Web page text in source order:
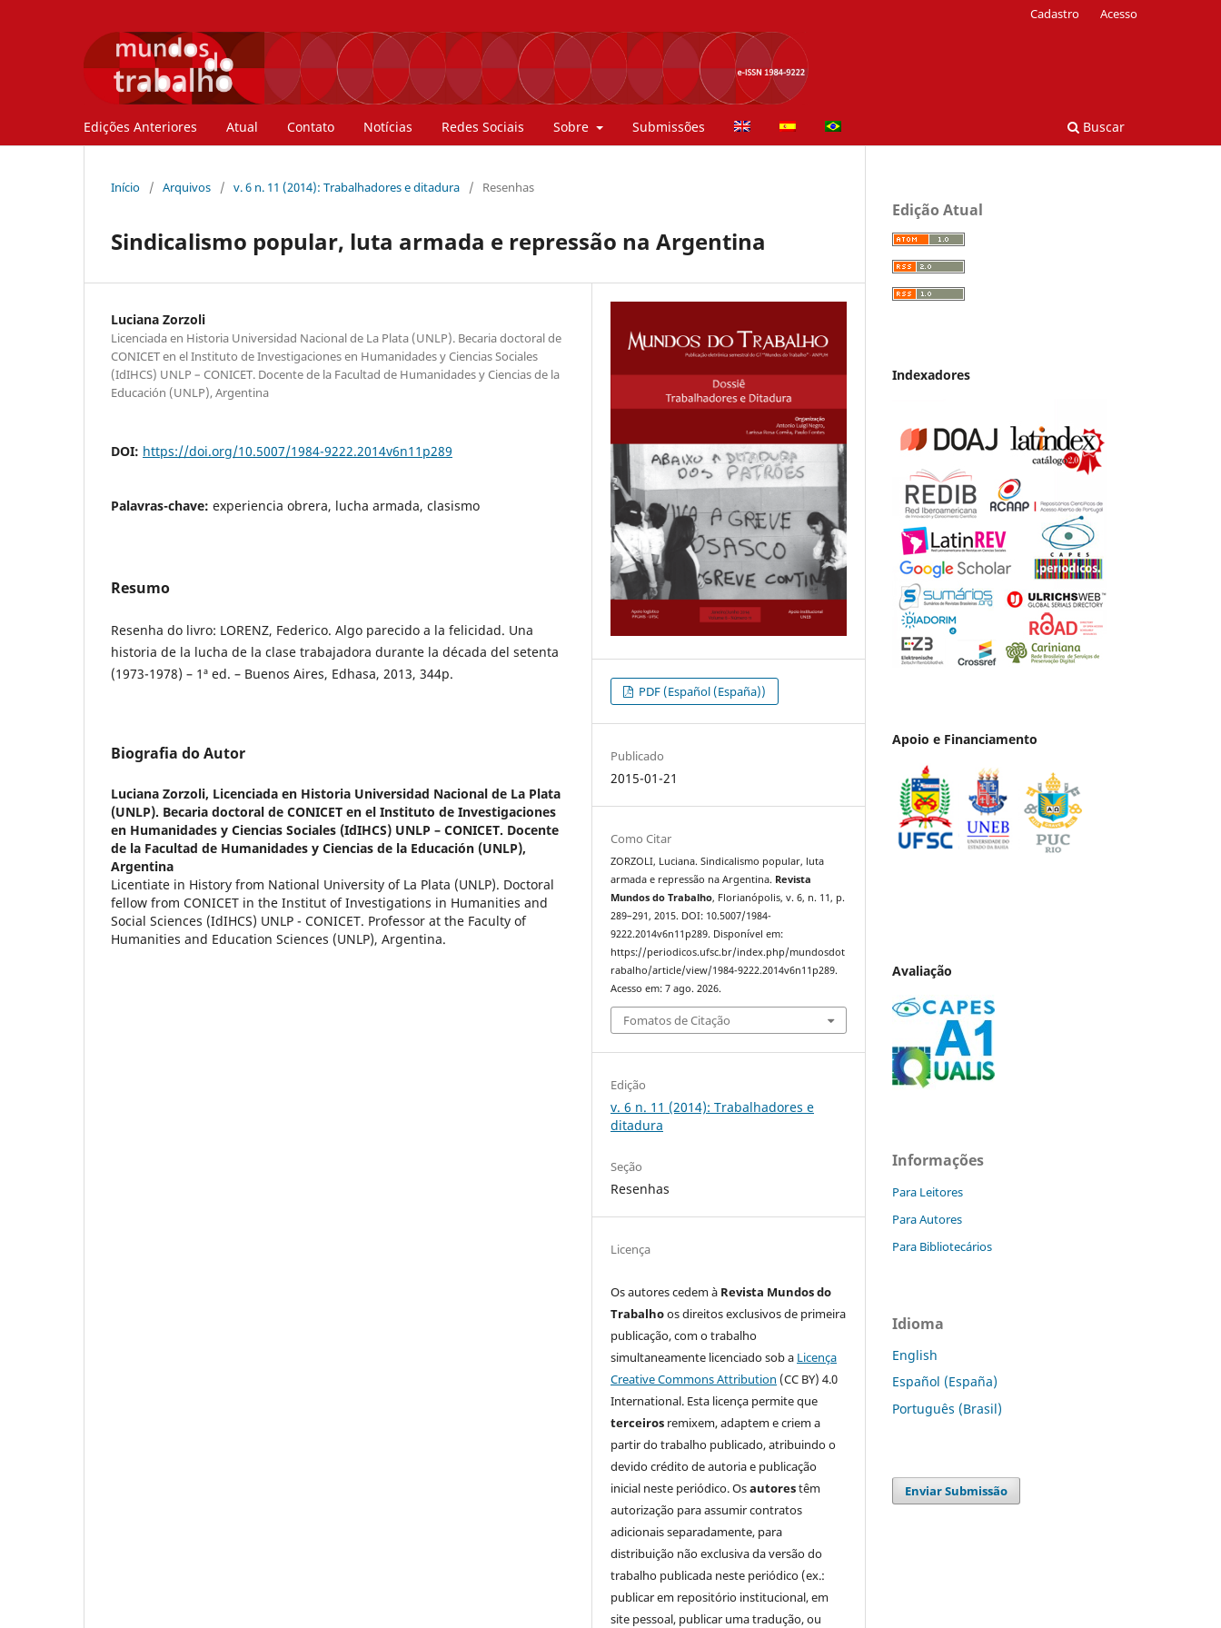
Edições Anteriores Atual Contato Notícias Redes Sociais Sobre Submissões Buscar
Cadastro Acesso
Início / Arquivos / v. 6 n. 11 (2014): Trabalhadores e ditadura / Resenhas
Sindicalismo popular, luta armada e repressão na Argentina
Luciana Zorzoli
Licenciada en Historia Universidad Nacional de La Plata (UNLP). Becaria doctoral de
CONICET en el Instituto de Investigaciones en Humanidades y Ciencias Sociales
(IdIHCS) UNLP – CONICET. Docente de la Facultad de Humanidades y Ciencias de la
Educación (UNLP), Argentina
DOI: https://doi.org/10.5007/1984-9222.2014v6n11p289
Palavras-chave: experiencia obrera, lucha armada, clasismo
Resumo
Resenha do livro: LORENZ, Federico. Algo parecido a la felicidad. Una
historia de la lucha de la clase trabajadora durante la década del setenta
(1973-1978) – 1ª ed. – Buenos Aires, Edhasa, 2013, 344p.
Biografia do Autor
Luciana Zorzoli, Licenciada en Historia Universidad Nacional de La Plata
(UNLP). Becaria doctoral de CONICET en el Instituto de Investigaciones
en Humanidades y Ciencias Sociales (IdIHCS) UNLP – CONICET. Docente
de la Facultad de Humanidades y Ciencias de la Educación (UNLP),
Argentina
Licentiate in History from National University of La Plata (UNLP). Doctoral
fellow from CONICET in the Institut of Investigations in Humanities and
Social Sciences (IdIHCS) UNLP - CONICET. Professor at the Faculty of
Humanities and Education Sciences (UNLP), Argentina.
PDF (Español (España))
Publicado
2015-01-21
Como Citar
ZORZOLI, Luciana. Sindicalismo popular, luta
armada e repressão na Argentina. Revista
Mundos do Trabalho, Florianópolis, v. 6, n. 11, p.
289–291, 2015. DOI: 10.5007/1984-
9222.2014v6n11p289. Disponível em:
https://periodicos.ufsc.br/index.php/mundosdot
rabalho/article/view/1984-9222.2014v6n11p289.
Acesso em: 7 ago. 2026.
Fomatos de Citação
Edição
v. 6 n. 11 (2014): Trabalhadores e
ditadura
Seção
Resenhas
Licença
Os autores cedem à Revista Mundos do
Trabalhoos direitos exclusivos de primeira
publicação, com o trabalho
simultaneamente licenciado sob a Licença
Creative Commons Attribution (CC BY) 4.0
International. Esta licença permite que
terceiros remixem, adaptem e criem a
partir do trabalho publicado, atribuindo o
devido crédito de autoria e publicação
inicial neste periódico. Osautorestêm
autorização para assumir contratos
adicionais separadamente, para
distribuição não exclusiva da versão do
trabalho publicada neste periódico (ex.:
publicar em repositório institucional, em
site pessoal, publicar uma tradução, ou
Edição Atual
Indexadores
Apoio e Financiamento
Avaliação
Informações
Para Leitores
Para Autores
Para Bibliotecários
Idioma
English
Español (España)
Português (Brasil)
Enviar Submissão